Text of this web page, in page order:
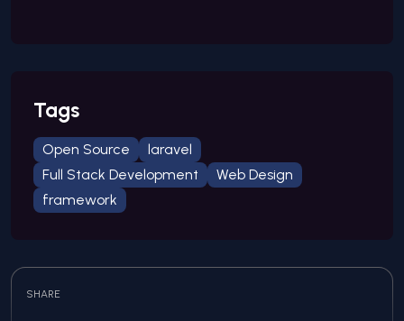
Tags
Open Source
laravel
Full Stack Development
Web Design
framework
SHARE